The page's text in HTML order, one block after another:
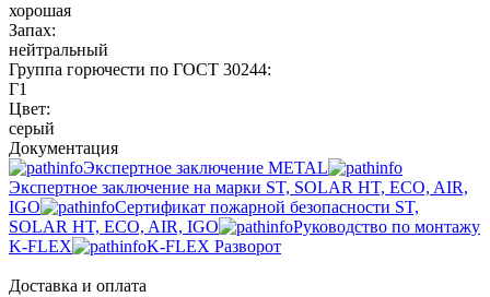
хорошая
Запах:
нейтральный
Группа горючести по ГОСТ 30244:
Г1
Цвет:
серый
Документация
Экспертное заключение METAL
Экспертное заключение на марки ST, SOLAR HT, ECO, AIR,
IGO
Сертификат пожарной безопасности ST,
SOLAR HT, ECO, AIR, IGO
Руководство по монтажу
K-FLEX
K-FLEX Разворот
Доставка и оплата